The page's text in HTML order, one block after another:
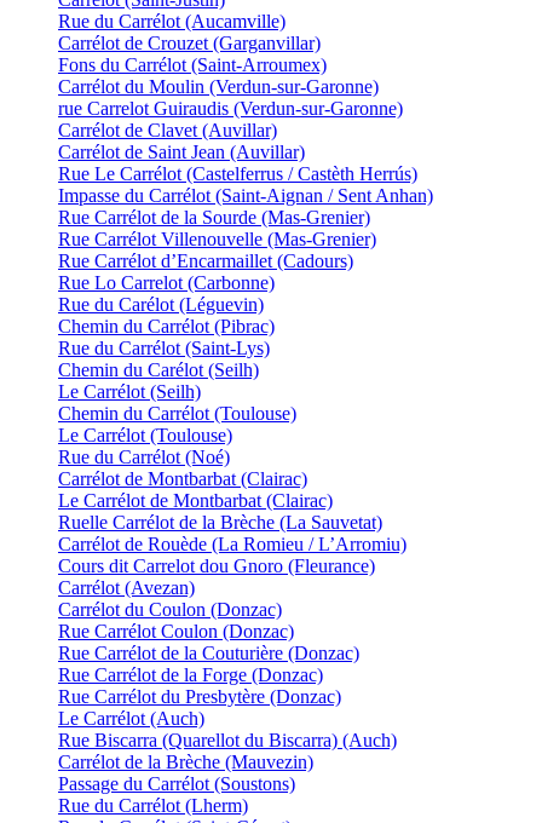
Rue du Carrélot (Aucamville)
Carrélot de Crouzet (Garganvillar)
Fons du Carrélot (Saint-Arroumex)
Carrélot du Moulin (Verdun-sur-Garonne)
rue Carrelot Guiraudis (Verdun-sur-Garonne)
Carrélot de Clavet (Auvillar)
Carrélot de Saint Jean (Auvillar)
Rue Le Carrélot (Castelferrus / Castèth Herrús)
Impasse du Carrélot (Saint-Aignan / Sent Anhan)
Rue Carrélot de la Sourde (Mas-Grenier)
Rue Carrélot Villenouvelle (Mas-Grenier)
Rue Carrélot d’Encarmaillet (Cadours)
Rue Lo Carrelot (Carbonne)
Rue du Carélot (Léguevin)
Chemin du Carrélot (Pibrac)
Rue du Carrélot (Saint-Lys)
Chemin du Carélot (Seilh)
Le Carrélot (Seilh)
Chemin du Carrélot (Toulouse)
Le Carrélot (Toulouse)
Rue du Carrélot (Noé)
Carrélot de Montbarbat (Clairac)
Le Carrélot de Montbarbat (Clairac)
Ruelle Carrélot de la Brèche (La Sauvetat)
Carrélot de Rouède (La Romieu / L’Arromiu)
Cours dit Carrelot dou Gnoro (Fleurance)
Carrélot (Avezan)
Carrélot du Coulon (Donzac)
Rue Carrélot Coulon (Donzac)
Rue Carrélot de la Couturière (Donzac)
Rue Carrélot de la Forge (Donzac)
Rue Carrélot du Presbytère (Donzac)
Le Carrélot (Auch)
Rue Biscarra (Quarellot du Biscarra) (Auch)
Carrélot de la Brèche (Mauvezin)
Passage du Carrélot (Soustons)
Rue du Carrélot (Lherm)